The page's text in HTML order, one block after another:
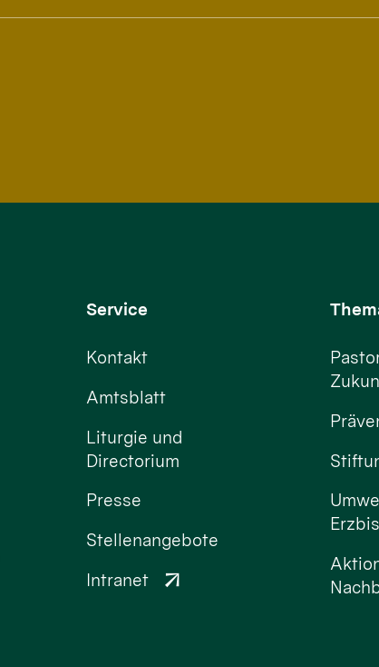
Service
Kontakt
Amtsblatt
Liturgie und
Directorium
Presse
Stellenangebote
Intranet